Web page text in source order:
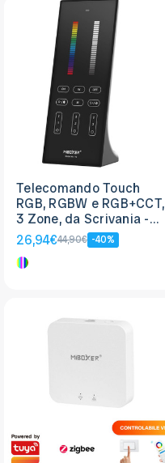
Telecomando Touch
RGB, RGBW e RGB+CCT,
3 Zone, da Scrivania -
Nero
26,94€44,90€ -40%